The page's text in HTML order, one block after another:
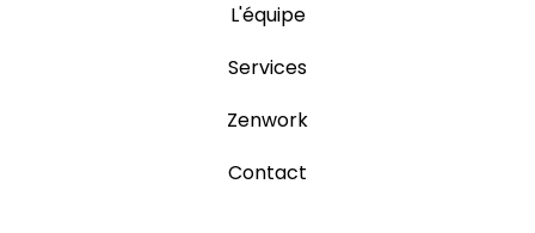
L'équipe
Services
Zenwork
Contact